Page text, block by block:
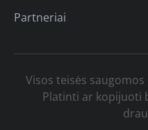
Partneriai
Visos teisės
Platinti ar kopijuoti